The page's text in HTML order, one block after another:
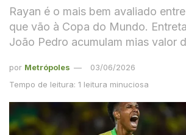
Rayan é o mais bem avaliado
que vão à Copa do Mundo.
João Pedro acumulam mias valor
por Metrópoles
03/06/2026
Tempo de leitura: 1 leitura minuciosa